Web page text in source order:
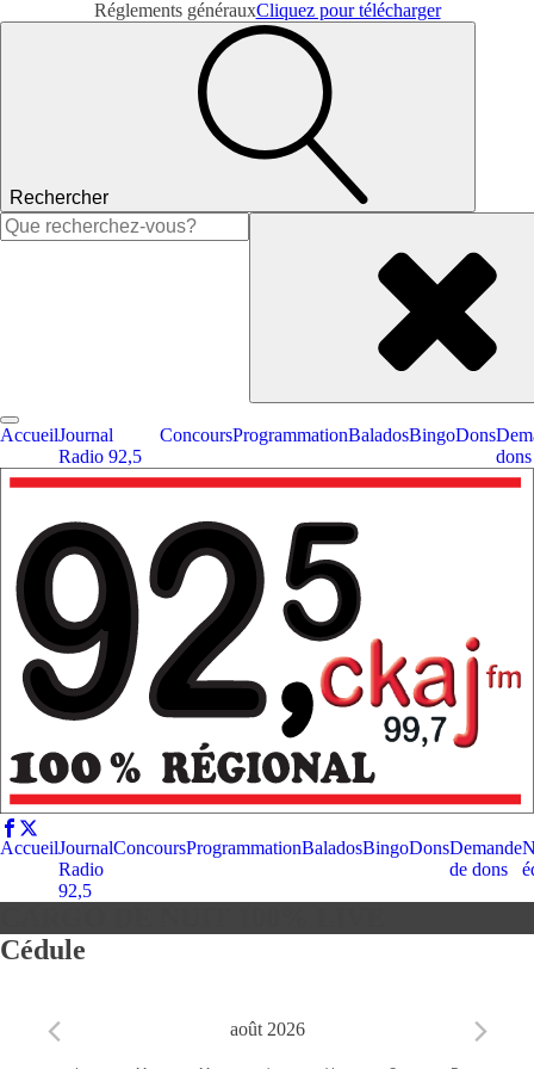
Réglements générauxCliquez pour télécharger
Rechercher
Rechercher :
AccueilJournal
Radio 92,5
ConcoursProgrammationBaladosBingoDons
dons
AccueilJournal
Radio
92,5
ConcoursProgrammationBaladosBingoDonsDemande
de dons
Cédule
août 2026